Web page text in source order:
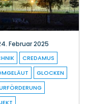
24. Februar 2025
CREDAMUS
GLOCKEN